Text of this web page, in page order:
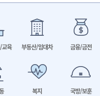
교육 부동산/임대차 금융/금전
복지 국방/보훈